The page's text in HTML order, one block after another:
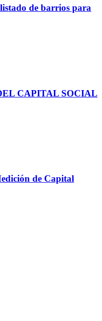
de barrios para
CAPITAL SOCIAL
de Capital